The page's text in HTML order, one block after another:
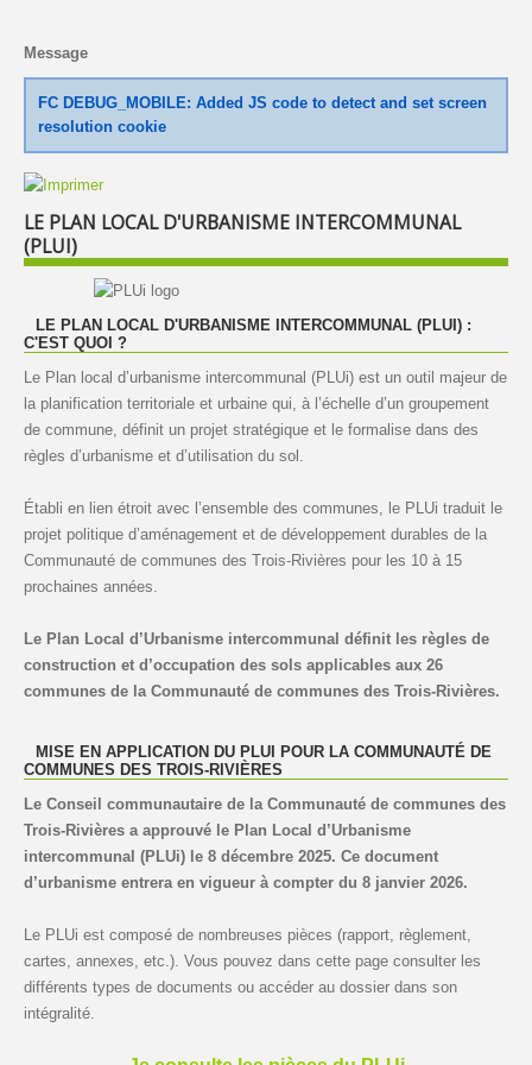
Message
FC DEBUG_MOBILE: Added JS code to detect and set screen
resolution cookie
LE PLAN LOCAL D'URBANISME INTERCOMMUNAL
(PLUI)
LE PLAN LOCAL D'URBANISME INTERCOMMUNAL (PLUI) :
C'EST QUOI ?
Le Plan local d’urbanisme intercommunal (PLUi) est un outil majeur de
la planification territoriale et urbaine qui, à l’échelle d’un groupement
de commune, définit un projet stratégique et le formalise dans des
règles d’urbanisme et d’utilisation du sol.
Établi en lien étroit avec l’ensemble des communes, le PLUi traduit le
projet politique d’aménagement et de développement durables de la
Communauté de communes des Trois-Rivières pour les 10 à 15
prochaines années.
Le Plan Local d’Urbanisme intercommunal définit les règles de
construction et d’occupation des sols applicables aux 26
communes de la Communauté de communes des Trois-Rivières.
MISE EN APPLICATION DU PLUI POUR LA COMMUNAUTÉ DE
COMMUNES DES TROIS-RIVIÈRES
Le Conseil communautaire de la Communauté de communes des
Trois-Rivières a approuvé le Plan Local d’Urbanisme
intercommunal (PLUi) le 8 décembre 2025. Ce document
d’urbanisme entrera en vigueur à compter du 8 janvier 2026.
Le PLUi est composé de nombreuses pièces (rapport, règlement,
cartes, annexes, etc.). Vous pouvez dans cette page consulter les
différents types de documents ou accéder au dossier dans son
intégralité.